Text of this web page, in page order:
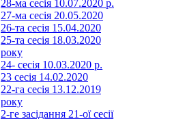
28-ма сесія 10.07.2020 р.
27-ма сесія 20.05.2020
26-та сесія 15.04.2020
25-та сесія 18.03.2020
року
24- сесія 10.03.2020 р.
23 сесія 14.02.2020
22-га сесія 13.12.2019
року
2-ге засідання 21-ої сесії